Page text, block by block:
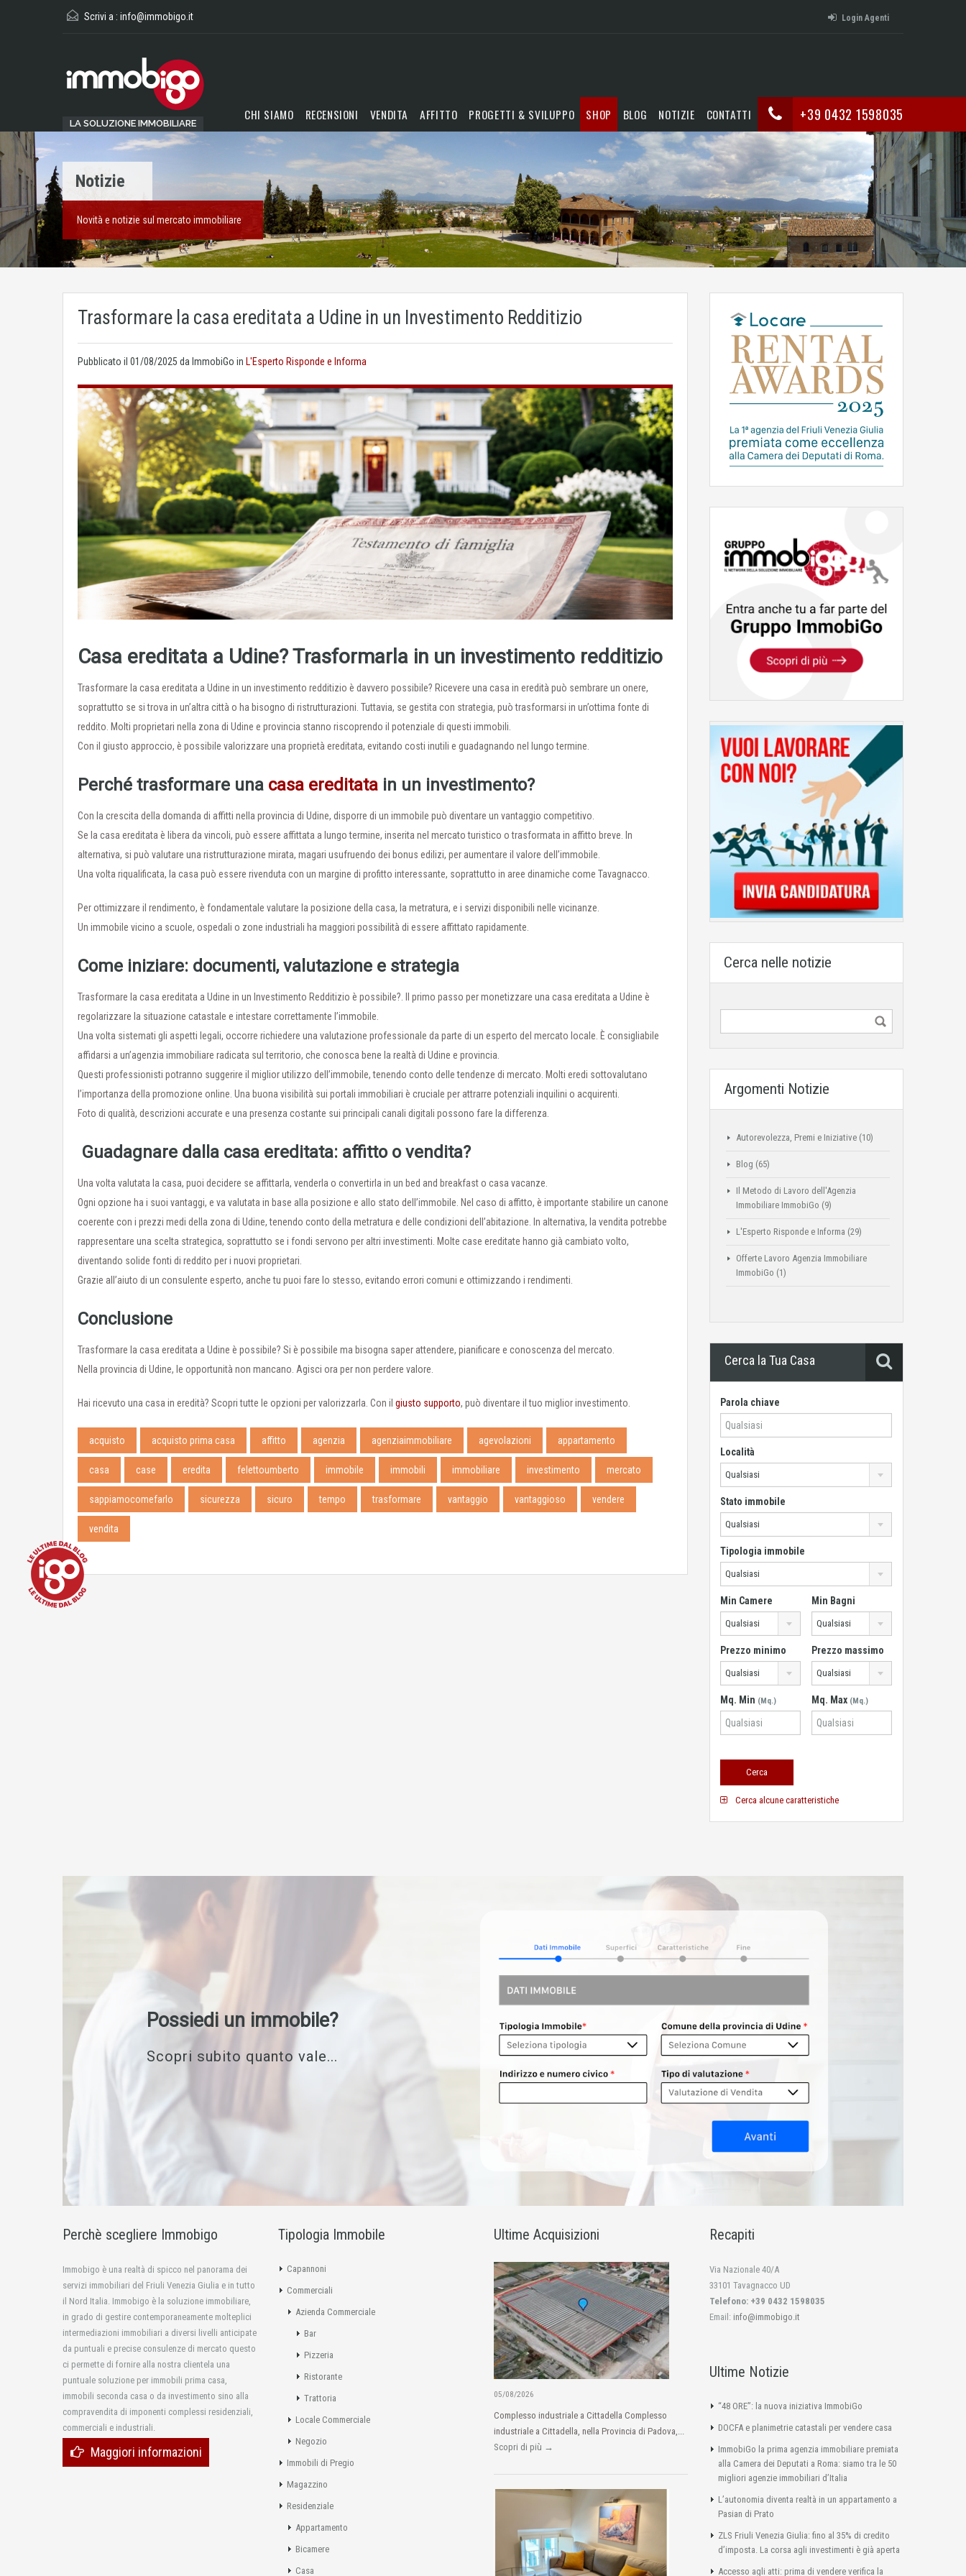
Scrivi a : info@immobigo.it Login Agenti
LA SOLUZIONE IMMOBILIARE +39 0432 1598035
CHI SIAMO RECENSIONI VENDITA AFFITTO PROGETTI & SVILUPPO SHOP BLOG NOTIZIE CONTATTI
Notizie
Novità e notizie sul mercato immobiliare
Trasformare la casa ereditata a Udine in un Investimento Redditizio
Pubblicato il 01/08/2025 da ImmobiGo in L'Esperto Risponde e Informa
Casa ereditata a Udine? Trasformarla in un investimento redditizio
Trasformare la casa ereditata a Udine in un investimento redditizio è davvero possibile? Ricevere una casa in eredità può sembrare un onere,
soprattutto se si trova in un’altra città o ha bisogno di ristrutturazioni. Tuttavia, se gestita con strategia, può trasformarsi in un’ottima fonte di
reddito. Molti proprietari nella zona di Udine e provincia stanno riscoprendo il potenziale di questi immobili.
Con il giusto approccio, è possibile valorizzare una proprietà ereditata, evitando costi inutili e guadagnando nel lungo termine.
Perché trasformare una casa ereditata in un investimento?
Con la crescita della domanda di affitti nella provincia di Udine, disporre di un immobile può diventare un vantaggio competitivo.
Se la casa ereditata è libera da vincoli, può essere affittata a lungo termine, inserita nel mercato turistico o trasformata in affitto breve. In
alternativa, si può valutare una ristrutturazione mirata, magari usufruendo dei bonus edilizi, per aumentare il valore dell’immobile.
Una volta riqualificata, la casa può essere rivenduta con un margine di profitto interessante, soprattutto in aree dinamiche come Tavagnacco.
Per ottimizzare il rendimento, è fondamentale valutare la posizione della casa, la metratura, e i servizi disponibili nelle vicinanze.
Un immobile vicino a scuole, ospedali o zone industriali ha maggiori possibilità di essere affittato rapidamente.
Come iniziare: documenti, valutazione e strategia
Trasformare la casa ereditata a Udine in un Investimento Redditizio è possibile?. Il primo passo per monetizzare una casa ereditata a Udine è
regolarizzare la situazione catastale e intestare correttamente l’immobile.
Una volta sistemati gli aspetti legali, occorre richiedere una valutazione professionale da parte di un esperto del mercato locale. È consigliabile
affidarsi a un’agenzia immobiliare radicata sul territorio, che conosca bene la realtà di Udine e provincia.
Questi professionisti potranno suggerire il miglior utilizzo dell’immobile, tenendo conto delle tendenze di mercato. Molti eredi sottovalutano
l’importanza della promozione online. Una buona visibilità sui portali immobiliari è cruciale per attrarre potenziali inquilini o acquirenti.
Foto di qualità, descrizioni accurate e una presenza costante sui principali canali digitali possono fare la differenza.
Guadagnare dalla casa ereditata: affitto o vendita?
Una volta valutata la casa, puoi decidere se affittarla, venderla o convertirla in un bed and breakfast o casa vacanze.
Ogni opzione ha i suoi vantaggi, e va valutata in base alla posizione e allo stato dell’immobile. Nel caso di affitto, è importante stabilire un canone
coerente con i prezzi medi della zona di Udine, tenendo conto della metratura e delle condizioni dell’abitazione. In alternativa, la vendita potrebbe
rappresentare una scelta strategica, soprattutto se i fondi servono per altri investimenti. Molte case ereditate hanno già cambiato volto,
diventando solide fonti di reddito per i nuovi proprietari.
Grazie all’aiuto di un consulente esperto, anche tu puoi fare lo stesso, evitando errori comuni e ottimizzando i rendimenti.
Conclusione
Trasformare la casa ereditata a Udine è possibile? Si è possibile ma bisogna saper attendere, pianificare e conoscenza del mercato.
Nella provincia di Udine, le opportunità non mancano. Agisci ora per non perdere valore.
Hai ricevuto una casa in eredità? Scopri tutte le opzioni per valorizzarla. Con il giusto supporto, può diventare il tuo miglior investimento.
acquisto acquisto prima casa affitto agenzia agenziaimmobiliare agevolazioni appartamento
casa case eredita felettoumberto immobile immobili immobiliare investimento mercato
sappiamocomefarlo sicurezza sicuro tempo trasformare vantaggio vantaggioso vendere
vendita
Cerca nelle notizie
Argomenti Notizie
Autorevolezza, Premi e Iniziative (10)
Blog (65)
Il Metodo di Lavoro dell'Agenzia
Immobiliare ImmobiGo (9)
L'Esperto Risponde e Informa (29)
Offerte Lavoro Agenzia Immobiliare
ImmobiGo (1)
Cerca la Tua Casa
Parola chiave
Località
Qualsiasi
Stato immobile
Qualsiasi
Tipologia immobile
Qualsiasi
Min Camere
Qualsiasi
Min Bagni
Qualsiasi
Prezzo minimo
Qualsiasi
Prezzo massimo
Qualsiasi
Mq. Min (Mq.) Mq. Max (Mq.)
Cerca alcune caratteristiche
Possiedi un immobile?
Scopri subito quanto vale...
Perchè scegliere Immobigo
Immobigo è una realtà di spicco nel panorama dei
servizi immobiliari del Friuli Venezia Giulia e in tutto
il Nord Italia. Immobigo è la soluzione immobiliare,
in grado di gestire contemporaneamente molteplici
intermediazioni immobiliari a diversi livelli anticipate
da puntuali e precise consulenze di mercato questo
ci permette di fornire alla nostra clientela una
puntuale soluzione per immobili prima casa,
immobili seconda casa o da investimento sino alla
compravendita di imponenti complessi residenziali,
commerciali e industriali.
Maggiori informazioni
Tipologia Immobile
Capannoni
Commerciali
Azienda Commerciale
Bar
Pizzeria
Ristorante
Trattoria
Locale Commerciale
Negozio
Immobili di Pregio
Magazzino
Residenziale
Appartamento
Bicamere
Casa
Ultime Acquisizioni
05/08/2026
Complesso industriale a Cittadella Complesso
industriale a Cittadella, nella Provincia di Padova,...
Scopri di più →
Recapiti
Via Nazionale 40/A
33101 Tavagnacco UD
Telefono: +39 0432 1598035
Email: info@immobigo.it
Ultime Notizie
“48 ORE”: la nuova iniziativa ImmobiGo
DOCFA e planimetrie catastali per vendere casa
ImmobiGo la prima agenzia immobiliare premiata
alla Camera dei Deputati a Roma: siamo tra le 50
migliori agenzie immobiliari d’Italia
L’autonomia diventa realtà in un appartamento a
Pasian di Prato
ZLS Friuli Venezia Giulia: fino al 35% di credito
d’imposta. La corsa agli investimenti è già aperta
Accesso agli atti: prima di vendere verifica la